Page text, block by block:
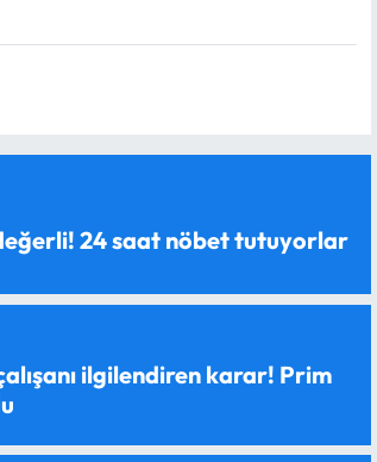
24 saat nöbet tutuyorlar
ilgilendiren karar! Prim